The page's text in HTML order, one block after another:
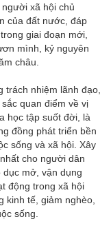
xã hội chủ
của đất nước, đáp
giai đoạn mới,
mình, kỷ nguyên
châu.
trách nhiệm lãnh đạo,
quan điểm về vị
học tập suốt đời, là
đồng phát triển bền
sống và xã hội. Xây
cho người dân
mở, vận dụng
động trong xã hội
kinh tế, giảm nghèo,
sống.